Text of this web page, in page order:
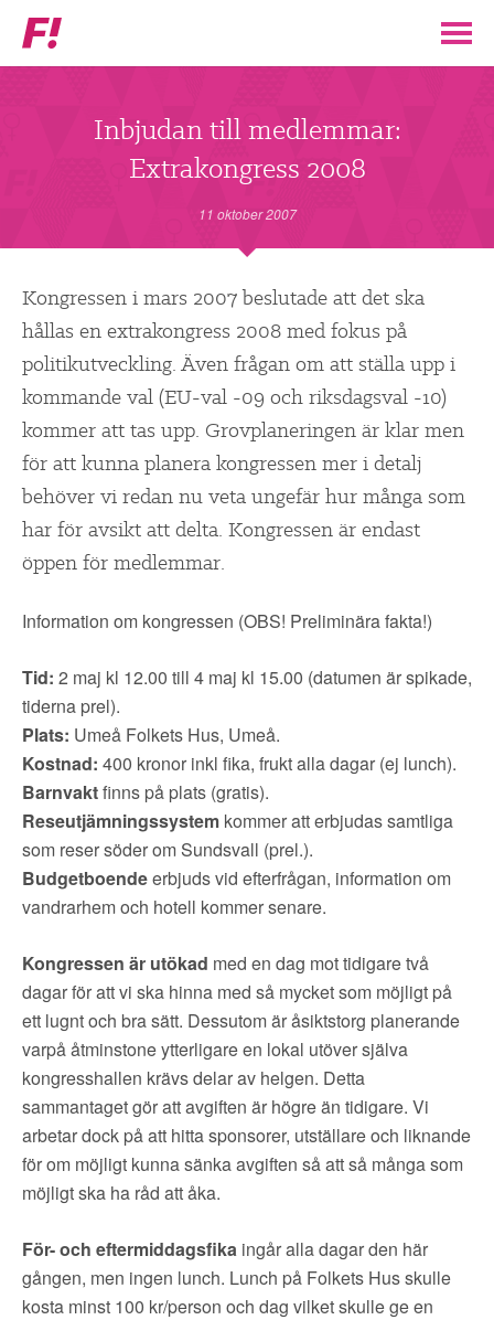
Feministiskt
initiativ
ENGAGERA DIG I F! ▼
ENAD RÖST
PARTILEDARE
OM FI ▼
FÖR MEDLEMMAR
NYHETER
SÖK
Inbjudan till medlemmar:
Extrakongress 2008
11 oktober 2007
Kongressen i mars 2007 beslutade att det ska
hållas en extrakongress 2008 med fokus på
politikutveckling. Även frågan om att ställa upp i
kommande val (EU-val -09 och riksdagsval -10)
kommer att tas upp. Grovplaneringen är klar men
för att kunna planera kongressen mer i detalj
behöver vi redan nu veta ungefär hur många som
har för avsikt att delta. Kongressen är endast
öppen för medlemmar.
Information om kongressen (OBS! Preliminära fakta!)
Tid: 2 maj kl 12.00 till 4 maj kl 15.00 (datumen är spikade,
tiderna prel).
Plats: Umeå Folkets Hus, Umeå.
Kostnad: 400 kronor inkl fika, frukt alla dagar (ej lunch).
Barnvaktfinns på plats (gratis).
Reseutjämningssystem kommer att erbjudas samtliga
som reser söder om Sundsvall (prel.).
Budgetboendeerbjuds vid efterfrågan, information om
vandrarhem och hotell kommer senare.
Kongressen är utökad med en dag mot tidigare två
dagar för att vi ska hinna med så mycket som möjligt på
ett lugnt och bra sätt. Dessutom är åsiktstorg planerande
varpå åtminstone ytterligare en lokal utöver själva
kongresshallen krävs delar av helgen. Detta
sammantaget gör att avgiften är högre än tidigare. Vi
arbetar dock på att hitta sponsorer, utställare och liknande
för om möjligt kunna sänka avgiften så att så många som
möjligt ska ha råd att åka.
För- och eftermiddagsfika ingår alla dagar den här
gången, men ingen lunch. Lunch på Folkets Hus skulle
kosta minst 100 kr/person och dag vilket skulle ge en